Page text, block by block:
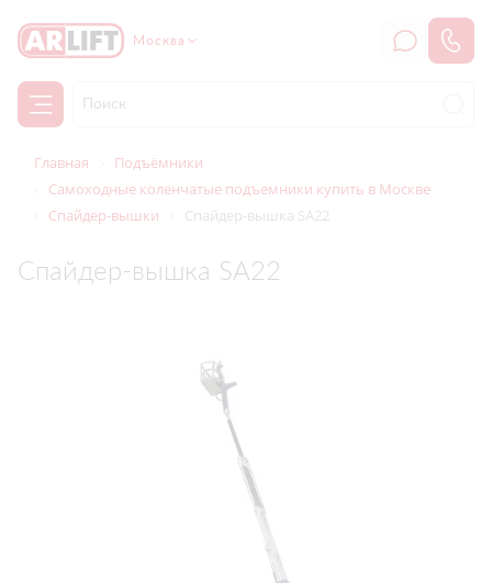
Москва
Главная
Подъёмники
Самоходные коленчатые подъемники купить в Москве
Спайдер-вышки
Спайдер-вышка SA22
Спайдер-вышка SA22